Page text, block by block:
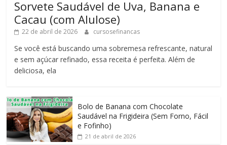
Sorvete Saudável de Uva, Banana e
Cacau (com Alulose)
22 de abril de 2026 cursosefinancas
Se você está buscando uma sobremesa refrescante, natural
e sem açúcar refinado, essa receita é perfeita. Além de
deliciosa, ela
Bolo de Banana com Chocolate
Saudável na Frigideira (Sem Forno, Fácil
e Fofinho)
21 de abril de 2026